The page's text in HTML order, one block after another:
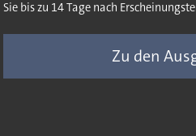
Sie bis zu 14 Tage nach
Zu den